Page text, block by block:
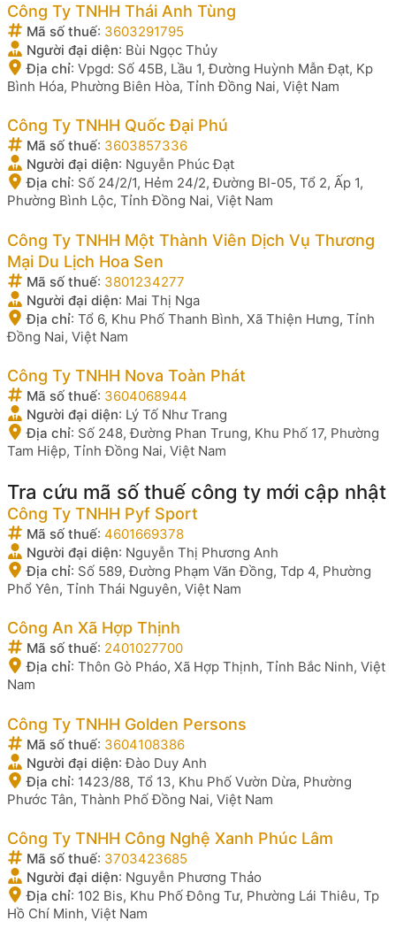
Công Ty TNHH Thái Anh Tùng
Mã số thuế: 3603291795
Người đại diện: Bùi Ngọc Thủy
Địa chỉ: Vpgd: Số 45B, Lầu 1, Đường Huỳnh Mẫn Đạt, Kp
Bình Hóa, Phường Biên Hòa, Tỉnh Đồng Nai, Việt Nam
Công Ty TNHH Quốc Đại Phú
Mã số thuế: 3603857336
Người đại diện: Nguyễn Phúc Đạt
Địa chỉ: Số 24/2/1, Hẻm 24/2, Đường Bl-05, Tổ 2, Ấp 1,
Phường Bình Lộc, Tỉnh Đồng Nai, Việt Nam
Công Ty TNHH Một Thành Viên Dịch Vụ Thương
Mại Du Lịch Hoa Sen
Mã số thuế: 3801234277
Người đại diện: Mai Thị Nga
Địa chỉ: Tổ 6, Khu Phố Thanh Bình, Xã Thiện Hưng, Tỉnh
Đồng Nai, Việt Nam
Công Ty TNHH Nova Toàn Phát
Mã số thuế: 3604068944
Người đại diện: Lý Tố Như Trang
Địa chỉ: Số 248, Đường Phan Trung, Khu Phố 17, Phường
Tam Hiệp, Tỉnh Đồng Nai, Việt Nam
Tra cứu mã số thuế công ty mới cập nhật
Công Ty TNHH Pyf Sport
Mã số thuế: 4601669378
Người đại diện: Nguyễn Thị Phương Anh
Địa chỉ: Số 589, Đường Phạm Văn Đồng, Tdp 4, Phường
Phổ Yên, Tỉnh Thái Nguyên, Việt Nam
Công An Xã Hợp Thịnh
Mã số thuế: 2401027700
Địa chỉ: Thôn Gò Pháo, Xã Hợp Thịnh, Tỉnh Bắc Ninh, Việt
Nam
Công Ty TNHH Golden Persons
Mã số thuế: 3604108386
Người đại diện:Đào Duy Anh
Địa chỉ: 1423/88, Tổ 13, Khu Phố Vườn Dừa, Phường
Phước Tân, Thành Phố Đồng Nai, Việt Nam
Công Ty TNHH Công Nghệ Xanh Phúc Lâm
Mã số thuế: 3703423685
Người đại diện: Nguyễn Phương Thảo
Địa chỉ: 102 Bis, Khu Phố Đông Tư, Phường Lái Thiêu, Tp
Hồ Chí Minh, Việt Nam